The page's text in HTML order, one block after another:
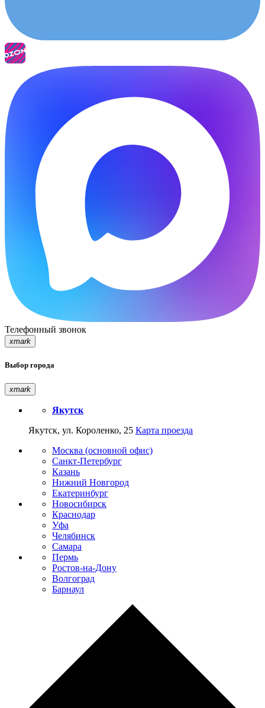
Телефонный звонок
xmark
Выбор города
xmark
Якутск
Якутск, ул. Короленко, 25 Карта проезда
Москва (основной офис)
Санкт-Петербург
Казань
Нижний Новгород
Екатеринбург
Новосибирск
Краснодар
Уфа
Челябинск
Самара
Пермь
Ростов-на-Дону
Волгоград
Барнаул